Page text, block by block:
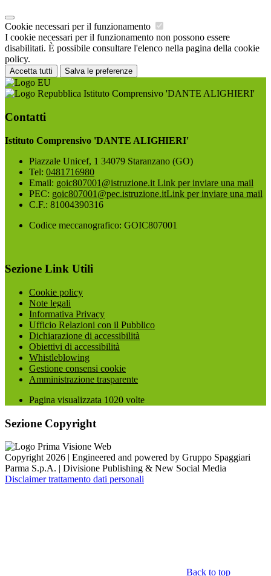
Cookie necessari per il funzionamento
I cookie necessari per il funzionamento non possono essere
disabilitati. È possibile consultare l'elenco nella pagina della cookie
policy.
Accetta tutti Salva le preferenze
Istituto Comprensivo 'DANTE ALIGHIERI'
Contatti
Istituto Comprensivo 'DANTE ALIGHIERI'
Piazzale Unicef, 1 34079 Staranzano (GO)
Tel: 0481716980
Email: goic807001@istruzione.it Link per inviare una mail
PEC: goic807001@pec.istruzione.itLink per inviare una mail
C.F.: 81004390316
Codice meccanografico: GOIC807001
Sezione Link Utili
Cookie policy
Note legali
Informativa Privacy
Ufficio Relazioni con il Pubblico
Dichiarazione di accessibilità
Obiettivi di accessibilità
Whistleblowing
Gestione consensi cookie
Amministrazione trasparente
Pagina visualizzata 1020 volte
Sezione Copyright
Copyright 2026 | Engineered and powered by Gruppo Spaggiari
Parma S.p.A. | Divisione Publishing & New Social Media
Disclaimer trattamento dati personali
Back to top